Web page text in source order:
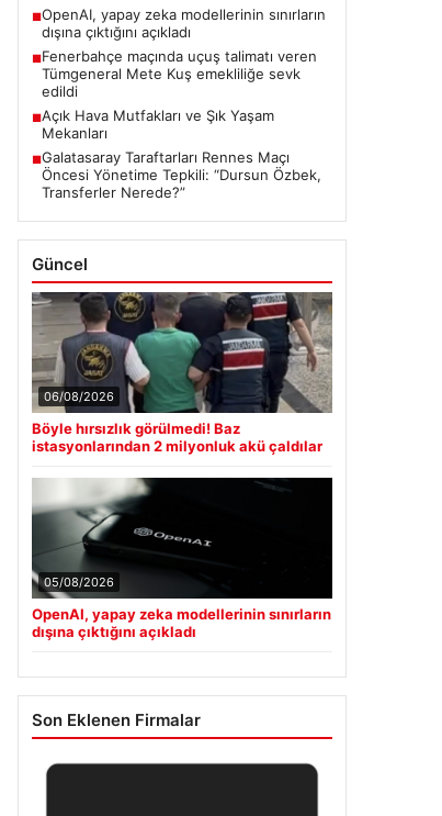
■OpenAI, yapay zeka modellerinin sınırların
dışına çıktığını açıkladı
■Fenerbahçe maçında uçuş talimatı veren
Tümgeneral Mete Kuş emekliliğe sevk
edildi
■Açık Hava Mutfakları ve Şık Yaşam
Mekanları
■Galatasaray Taraftarları Rennes Maçı
Öncesi Yönetime Tepkili: “Dursun Özbek,
Transferler Nerede?”
Güncel
06/08/2026
Böyle hırsızlık görülmedi! Baz
istasyonlarından 2 milyonluk akü çaldılar
05/08/2026
OpenAI, yapay zeka modellerinin sınırların
dışına çıktığını açıkladı
Son Eklenen Firmalar